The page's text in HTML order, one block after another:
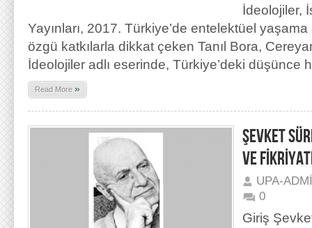
İdeolojiler,
Yayınları, 2017. Türkiye’de entelektüel
özgü katkılarla dikkat çeken Tanıl Bora,
İdeolojiler adlı eserinde, Türkiye’deki düşünce
Read More »
ŞEVKET
VE
UPA-
0
Giriş